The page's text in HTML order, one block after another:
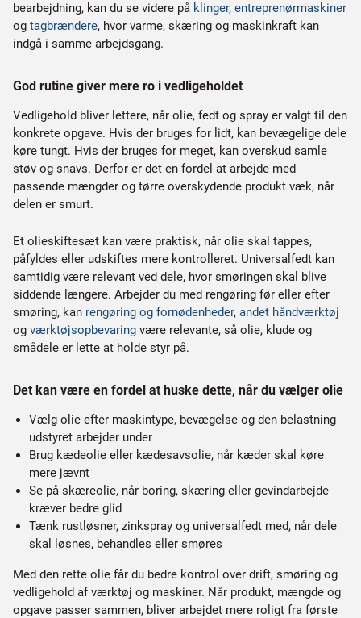
bearbejdning, kan du se videre på klinger, entreprenørmaskiner
og tagbrændere, hvor varme, skæring og maskinkraft kan
indgå i samme arbejdsgang.
God rutine giver mere ro i vedligeholdet
Vedligehold bliver lettere, når olie, fedt og spray er valgt til den
konkrete opgave. Hvis der bruges for lidt, kan bevægelige dele
køre tungt. Hvis der bruges for meget, kan overskud samle
støv og snavs. Derfor er det en fordel at arbejde med
passende mængder og tørre overskydende produkt væk, når
delen er smurt.
Et olieskiftesæt kan være praktisk, når olie skal tappes,
påfyldes eller udskiftes mere kontrolleret. Universalfedt kan
samtidig være relevant ved dele, hvor smøringen skal blive
siddende længere. Arbejder du med rengøring før eller efter
smøring, kan rengøring og fornødenheder, andet håndværktøj
og værktøjsopbevaring være relevante, så olie, klude og
smådele er lette at holde styr på.
Det kan være en fordel at huske dette, når du vælger olie
Vælg olie efter maskintype, bevægelse og den belastning
udstyret arbejder under
Brug kædeolie eller kædesavsolie, når kæder skal køre
mere jævnt
Se på skæreolie, når boring, skæring eller gevindarbejde
kræver bedre glid
Tænk rustløsner, zinkspray og universalfedt med, når dele
skal løsnes, behandles eller smøres
Med den rette olie får du bedre kontrol over drift, smøring og
vedligehold af værktøj og maskiner. Når produkt, mængde og
opgave passer sammen, bliver arbejdet mere roligt fra første